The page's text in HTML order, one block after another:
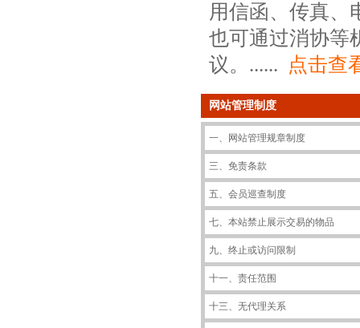
用信函、传真、
也可通过消协等
议。...... 点击查
网站管理制度
一、网站管理规章制度
三、免责条款
五、会员巡查制度
七、本站禁止展示交易的物品
九、终止或访问限制
十一、责任范围
十三、无代理关系